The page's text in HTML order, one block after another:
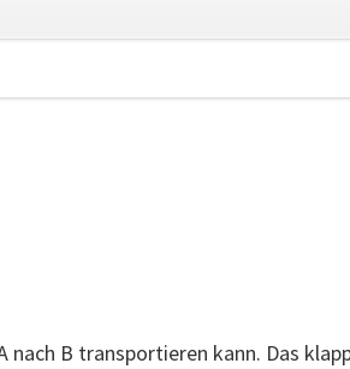
B transportieren kann. Das